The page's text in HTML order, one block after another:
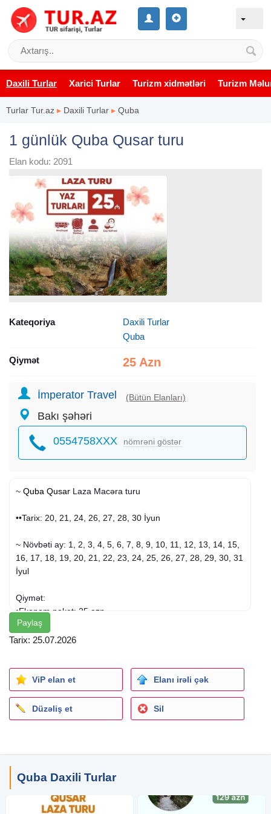
Daxili Turlar Xarici Turlar Turizm xidmətləri Turizm
Turlar Tur.az ▸ Daxili Turlar ▸ Quba
1 günlük Quba Qusar turu
Elan kodu: 2091
Kateqoriya
Daxili Turlar
Quba
Qiymət 25 Azn
İmperator Travel (Bütün Elanları)
Bakı şəhəri
0554758XXX nömrəni göstər
~ Quba Qusar Laza Macəra turu
••Tarix: 20, 21, 24, 26, 27, 28, 30 İyun
~ Növbəti ay: 1, 2, 3, 4, 5, 6, 7, 8, 9, 10, 11, 12, 13, 14, 15,
16, 17, 18, 19, 20, 21, 22, 23, 24, 25, 26, 27, 28, 29, 30, 31
İyul
Qiymət:
•Ekonom paket: 25 azn
•Standart paket: 29 azn
•Ekskursiyalar
•Səhər yeməyi (standart paketdə)
•Çay süfrəsi
•Tur rəhbəri
•Laza şəlaləsi
•Qəçrəş meşəsi
•Macəra Lake Park
Paylaş
Tarix: 25.07.2026
ViP elan et Elanı irəli çək
Düzəliş et Sil
Quba Daxili Turlar